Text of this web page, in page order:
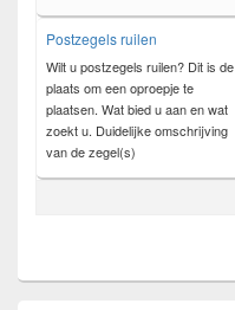
Postzegels ruilen
Wilt u postzegels ruilen? Dit is de
plaats om een oproepje te
plaatsen. Wat bied u aan en wat
zoekt u. Duidelijke omschrijving
van de zegel(s)